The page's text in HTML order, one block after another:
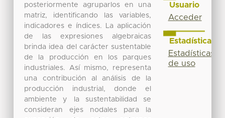
posteriormente agruparlos en una
matriz, identificando las variables,
indicadores e índices. La aplicación
de las expresiones algebraicas
brinda idea del carácter sustentable
de la producción en los parques
industriales. Así mismo, representa
una contribución al análisis de la
producción industrial, donde el
ambiente y la sustentabilidad se
consideran ejes nodales para la
Usuario
Acceder
Estadísticas
Estadísticas
de uso